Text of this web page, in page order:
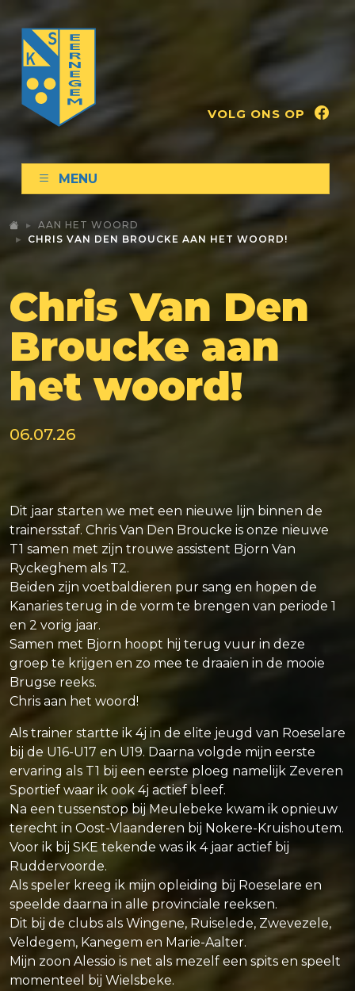
VOLG ONS OP
MENU
AAN HET WOORD
CHRIS VAN DEN BROUCKE AAN HET WOORD!
Chris Van Den
Broucke aan
het woord!
06.07.26
Dit jaar starten we met een nieuwe lijn binnen de
trainersstaf. Chris Van Den Broucke is onze nieuwe
T1 samen met zijn trouwe assistent Bjorn Van
Ryckeghem als T2.
Beiden zijn voetbaldieren pur sang en hopen de
Kanaries terug in de vorm te brengen van periode 1
en 2 vorig jaar.
Samen met Bjorn hoopt hij terug vuur in deze
groep te krijgen en zo mee te draaien in de mooie
Brugse reeks.
Chris aan het woord!
Als trainer startte ik 4j in de elite jeugd van Roeselare
bij de U16-U17 en U19. Daarna volgde mijn eerste
ervaring als T1 bij een eerste ploeg namelijk Zeveren
Sportief waar ik ook 4j actief bleef.
Na een tussenstop bij Meulebeke kwam ik opnieuw
terecht in Oost-Vlaanderen bij Nokere-Kruishoutem.
Voor ik bij SKE tekende was ik 4 jaar actief bij
Ruddervoorde.
Als speler kreeg ik mijn opleiding bij Roeselare en
speelde daarna in alle provinciale reeksen.
Dit bij de clubs als Wingene, Ruiselede, Zwevezele,
Veldegem, Kanegem en Marie-Aalter.
Mijn zoon Alessio is net als mezelf een spits en speelt
momenteel bij Wielsbeke.